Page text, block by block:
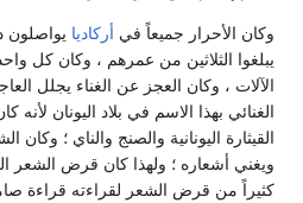
وكان الأحرار جميعاً في أركاديا يواصلون
يبلغوا الثلاثين من عمرهم ، وكان كل
الآلات ، وكان العجز عن الغناء يجلل
الغنائي بهذا الاسم في بلاد اليونان
القيثارة اليونانية والصنج والناي ؛
ويغني أشعاره ؛ ولهذا كان قرض الشعر
كثيراً من قرض الشعر لقراءته قراءة